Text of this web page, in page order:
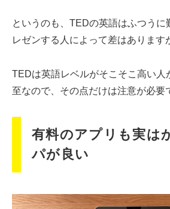
というのも、TEDの英語はふつうに
レゼンする人によって差はあります
TEDは英語レベルがそこそこ高い人
至なので、その点だけは注意が必要
有料のアプリも実は
パが良い